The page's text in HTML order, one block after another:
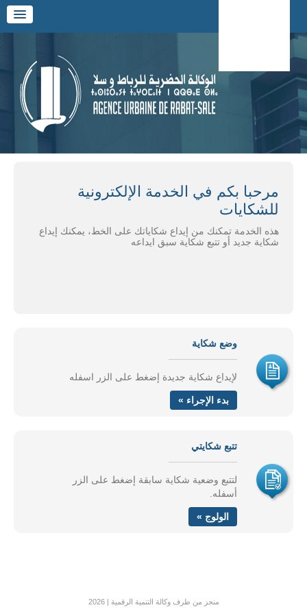
menu
au
contenu
مرحبا بكم في الخدمة الإلكترونية
للشكايات
هذه الخدمة تمكنك من إيداع شكاياتك على الخط، يمكنك إيداع
شكاية جديد أو تتبع شكاية سبق ايداعه
وضع شكاية
لإيداع شكاية جديدة إضغط على الزر اسفله
بدء الإجراء »
تتبع شكايتي
لتتبع وضعية شكاية سابقة إضغط على الزر
أسفله.
الولوج »
منجز من طرف وكالة التنمية الرقمية | 2026